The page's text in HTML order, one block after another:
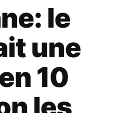
le
une
10